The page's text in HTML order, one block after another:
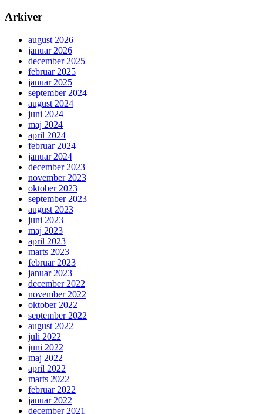
Arkiver
august 2026
januar 2026
december 2025
februar 2025
januar 2025
september 2024
august 2024
juni 2024
maj 2024
april 2024
februar 2024
januar 2024
december 2023
november 2023
oktober 2023
september 2023
august 2023
juni 2023
maj 2023
april 2023
marts 2023
februar 2023
januar 2023
december 2022
november 2022
oktober 2022
september 2022
august 2022
juli 2022
juni 2022
maj 2022
april 2022
marts 2022
februar 2022
januar 2022
december 2021